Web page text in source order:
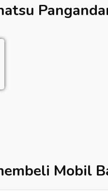
Mobil